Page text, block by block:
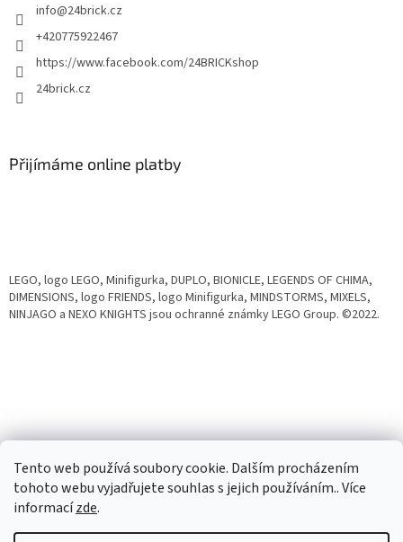
Tento web používá soubory cookie. Dalším procházením
tohoto webu vyjadřujete souhlas s jejich používáním.. Více
informacízde.
info@24brick.cz
+420775922467
https://www.facebook.com/24BRICKshop
24brick.cz
Přijímáme online platby
LEGO, logo LEGO, Minifigurka, DUPLO, BIONICLE, LEGENDS OF CHIMA,
DIMENSIONS, logo FRIENDS, logo Minifigurka, MINDSTORMS, MIXELS,
NINJAGO a NEXO KNIGHTS jsou ochranné známky LEGO Group. ©2022.